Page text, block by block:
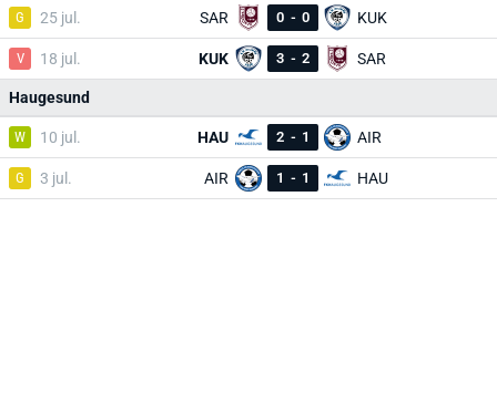
G 25 jul. SAR 0 - 0 KUK
V 18 jul. KUK 3 - 2 SAR
Haugesund
W 10 jul. HAU 2 - 1 AIR
G 3 jul. AIR 1 - 1 HAU